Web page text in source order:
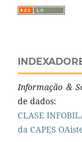
Informação &
de dados:
CLASE
da CAPES